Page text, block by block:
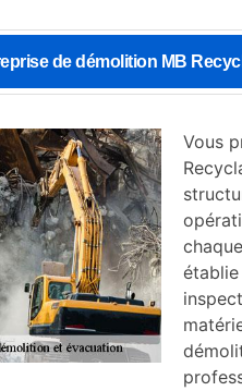
de démolition MB
Vous
établie